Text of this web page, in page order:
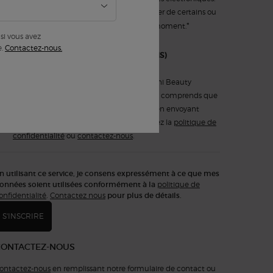
Je comprends que je peux me désabonner de certains ou
tous ces messages électroniques à tout moment. *
messages textes (SMS)
Je consens expressément à ce que Armani Beauty
Canada m’envoie des messages textes. Je comprends que
je peux me désabonner à tout moment en envoyant
ARRET. Pour plus d'informations, consultez la politique de
confidentialitéoucontactez-nous.
utilisant ce service, je consens expressément à ce que mes
soient utilisées conformément à la politique de
Contactez nous pour plus de détails.
S'INSCRIRE
NOUS
nous en remplissant notre formulaire de contact ou
vous avez
Contactez-nous.